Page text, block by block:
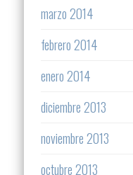
marzo 2014
febrero 2014
enero 2014
diciembre 2013
noviembre 2013
octubre 2013